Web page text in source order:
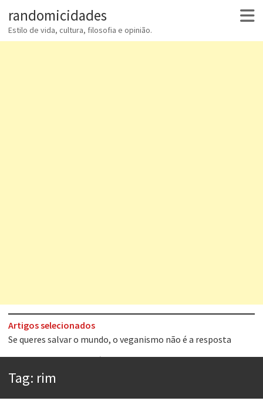
randomicidades
Estilo de vida, cultura, filosofia e opinião.
Artigos selecionados
Tem que filmar isso daí
Aprender a fracassar é o segredo do sucesso
Tag: rim